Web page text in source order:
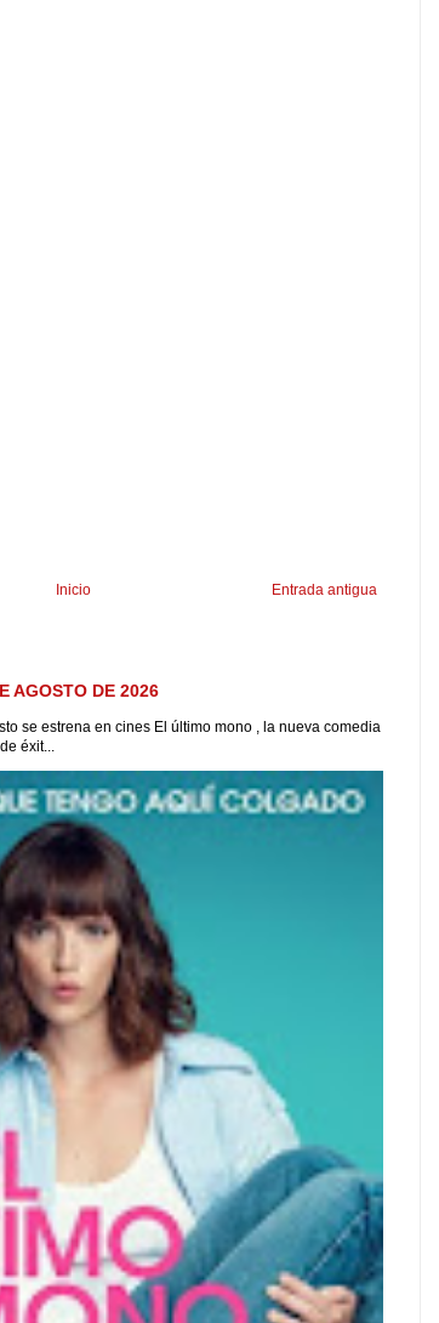
Entrada antigua
Inicio
AGOSTO DE 2026
se estrena en cines El último mono , la nueva comedia
éxit...